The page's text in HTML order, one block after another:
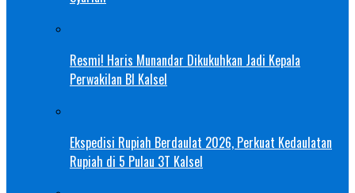
Resmi! Haris Munandar Dikukuhkan Jadi Kepala
Perwakilan BI Kalsel
Ekspedisi Rupiah Berdaulat 2026, Perkuat Kedaulatan
Rupiah di 5 Pulau 3T Kalsel